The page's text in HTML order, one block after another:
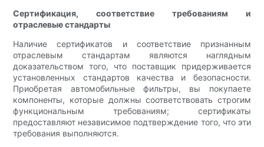
Сертификация, соответствие требованиям и
отраслевые стандарты
Наличие сертификатов и соответствие признанным
отраслевым стандартам являются наглядным
доказательством того, что поставщик придерживается
установленных стандартов качества и безопасности.
Приобретая автомобильные фильтры, вы покупаете
компоненты, которые должны соответствовать строгим
функциональным требованиям; сертификаты
предоставляют независимое подтверждение того, что эти
требования выполняются.